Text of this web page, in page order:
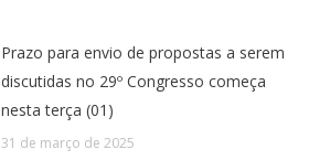
Prazo para envio de propostas a serem
discutidas no 29º Congresso começa
nesta terça (01)
31 de março de 2025